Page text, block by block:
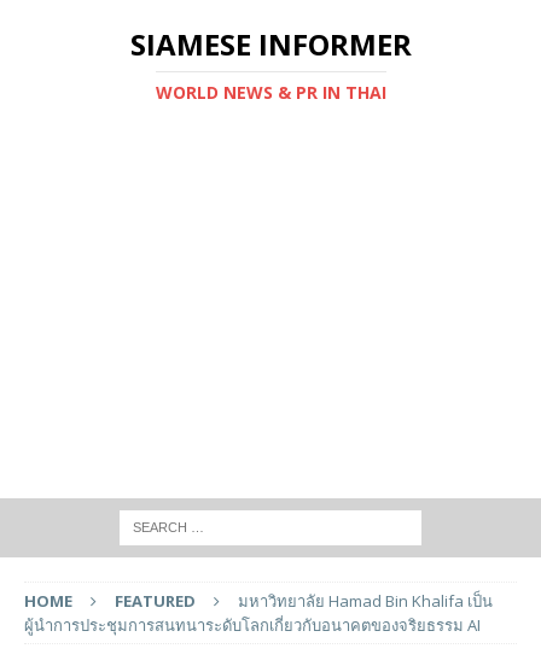
SIAMESE INFORMER
WORLD NEWS & PR IN THAI
HOME FEATURED
มหาวิทยาลัย Hamad Bin Khalifa เป็น
ผู้นำการประชุมการสนทนาระดับโลกเกี่ยวกับอนาคตของจริยธรรม AI